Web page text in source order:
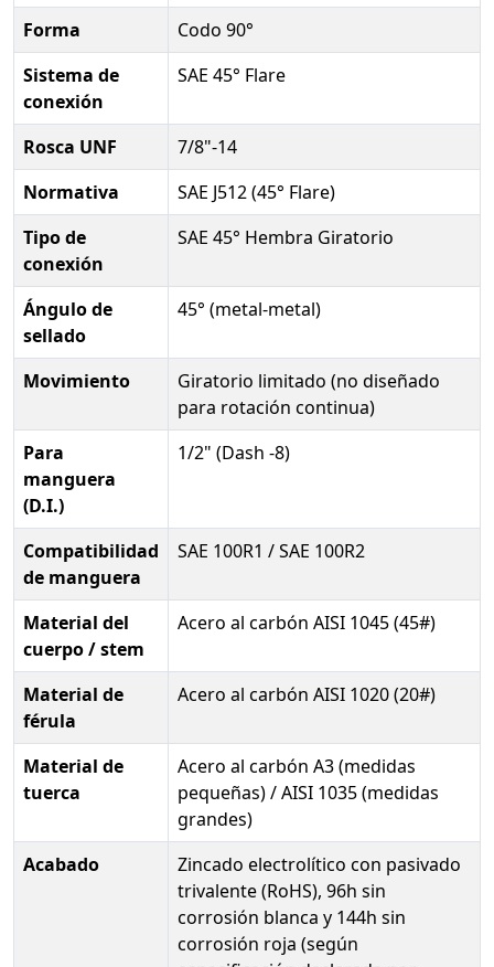
Forma
Codo 90°
Sistema de
conexión
SAE 45° Flare
Rosca UNF
7/8"-14
Normativa
SAE J512 (45° Flare)
Tipo de
conexión
SAE 45° Hembra Giratorio
Ángulo de
sellado
45° (metal-metal)
Movimiento
Giratorio limitado (no diseñado
para rotación continua)
Para
manguera
(D.I.)
1/2" (Dash -8)
Compatibilidad
de manguera
SAE 100R1 / SAE 100R2
Material del
cuerpo / stem
Acero al carbón AISI 1045 (45#)
Material de
férula
Acero al carbón AISI 1020 (20#)
Material de
tuerca
Acero al carbón A3 (medidas
pequeñas) / AISI 1035 (medidas
grandes)
Acabado
Zincado electrolítico con pasivado
trivalente (RoHS), 96h sin
corrosión blanca y 144h sin
corrosión roja (según